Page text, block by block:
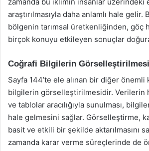
araştırılmasıyla daha anlamlı hale gelir.
bölgenin tarımsal üretkenliğinden, göç
birçok konuyu etkileyen sonuçlar
Coğrafi Bilgilerin Görselleştirilmesi
Sayfa 144’te ele alınan bir diğer
bilgilerin görselleştirilmesidir. Verilerin
ve tablolar aracılığıyla sunulması,
hale gelmesini sağlar. Görselleştirme,
basit ve etkili bir şekilde aktarılmasını
zamanda karar verme süreçlerinde de